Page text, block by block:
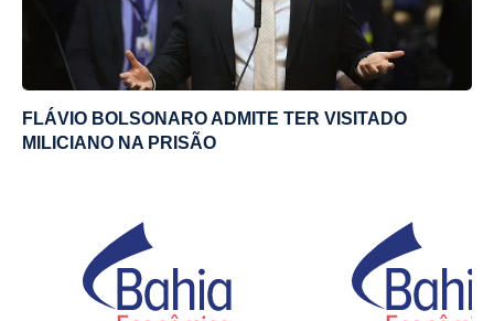
FLÁVIO BOLSONARO ADMITE TER VISITADO
MILICIANO NA PRISÃO